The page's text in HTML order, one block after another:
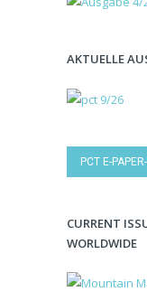
AKTUELLE
PCT E-
CURRENT
WORLDWIDE